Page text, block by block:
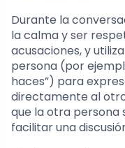
Durante la
la calma y ser
acusaciones, y
persona (por
haces”) para
directamente al
que la otra persona
facilitar una